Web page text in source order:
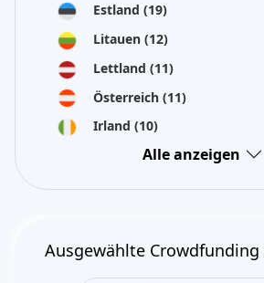
Estland (19)
Litauen (12)
Lettland (11)
Österreich (11)
Irland (10)
Alle anzeigen
Ausgewählte Crowdfunding